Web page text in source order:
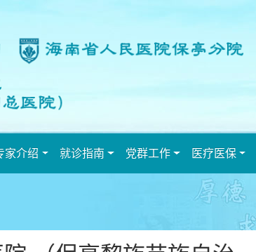
家介绍 就诊指南 党群工作 医疗医保